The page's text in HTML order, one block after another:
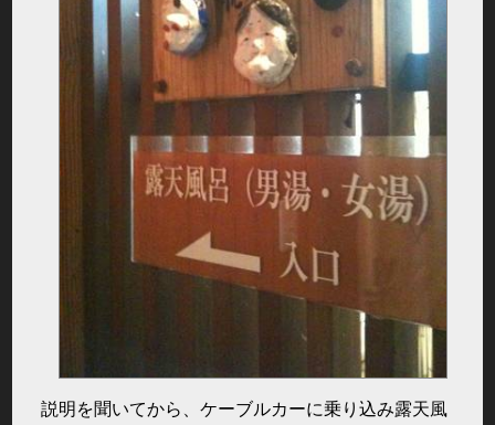
説明を聞いてから、ケーブルカーに乗り込み露天風